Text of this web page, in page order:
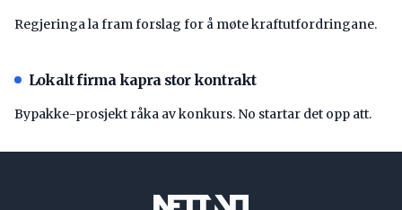
Regjeringa la fram forslag for å møte kraftutfordringane.
Lokalt firma kapra stor kontrakt
Bypakke-prosjekt råka av konkurs. No startar det opp att.